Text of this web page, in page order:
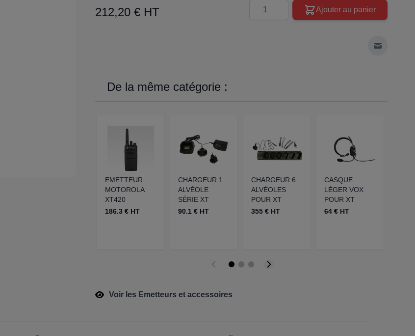
212,20 € HT
Quantité
Ajouter au panier
Envoyer à
De la même catégorie :
EMETTEUR
MOTOROLA
XT420
186.3 € HT
CHARGEUR 1
ALVÉOLE
SÉRIE XT
90.1 € HT
CHARGEUR 6
ALVÉOLES
POUR XT
355 € HT
CASQUE
LÉGER VOX
POUR XT
64 € HT
Voir les Emetteurs et accessoires